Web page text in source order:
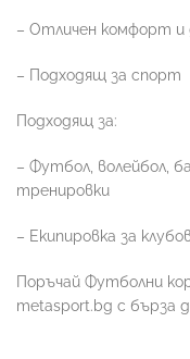
– Отличен комфорт и
– Подходящ за спорт
Подходящ за:
– Футбол, волейбол,
тренировки
– Екипировка за
Поръчай Футболни
metasport.bg с бърза